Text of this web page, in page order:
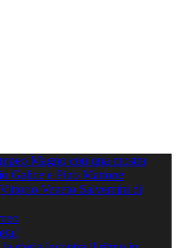
Magno con una mostra
Galice e Pino Mattone
Veneto Salvemini di